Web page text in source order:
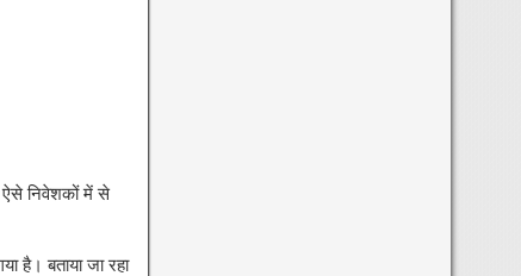
ऐसे निवेशकों में से
है। बताया जा रहा